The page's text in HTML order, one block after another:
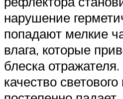
нарушение
попадают мелкие
влага, которые
блеска отражателя.
качество светового